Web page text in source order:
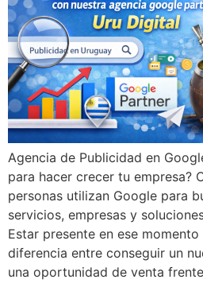
Agencia de Publicidad en
para hacer crecer tu empresa?
personas utilizan Google para
servicios, empresas y
Estar presente en ese
diferencia entre conseguir un
una oportunidad de venta